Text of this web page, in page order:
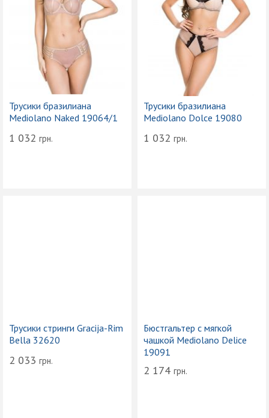
Трусики бразилиана
Mediolano Naked 19064/1
1 032 грн.
Трусики бразилиана
Mediolano Dolce 19080
1 032 грн.
Трусики стринги Gracija-Rim
Bella 32620
2 033 грн.
Бюстгальтер с мягкой
чашкой Mediolano Delice
19091
2 174 грн.